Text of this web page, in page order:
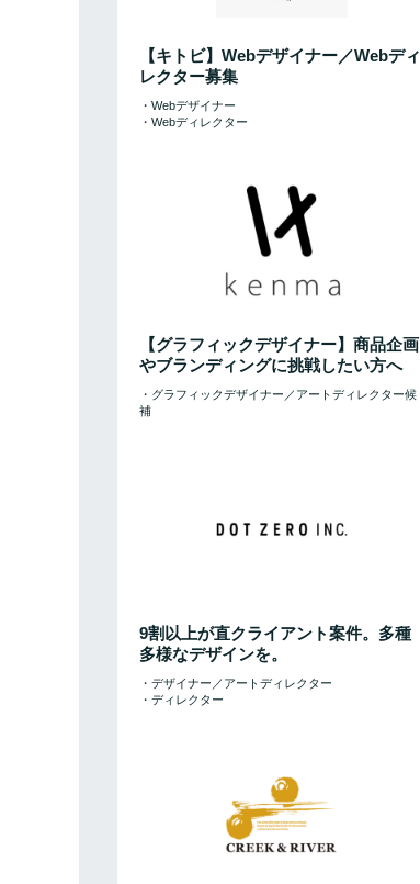
【キトビ】Webデザイナー／Webディ
レクター募集
・Webデザイナー
・Webディレクター
【グラフィックデザイナー】商品企画
やブランディングに挑戦したい方へ
・グラフィックデザイナー／アートディレクター候
補
9割以上が直クライアント案件。多種
多様なデザインを。
・デザイナー／アートディレクター
・ディレクター